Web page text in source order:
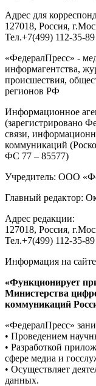
Адрес для
127018, Россия, г.
Тел.+7(499) 112-35-89
«ФедералПресс» -
информагентства,
происшествия,
регионов РФ
Информационное
(зарегистрировано
связи,
коммуникаций
ФС 77 – 85577)
Учредитель: ООО
Главный редактор:
Адрес редакции:
127018, Россия,
Тел.+7(499) 112-35-
Информация на
«Функционирует
Министерства
коммуникаций
«ФедералПресс»
• Проведением
• Разработкой
сфере медиа и
• Осуществляет
данных.